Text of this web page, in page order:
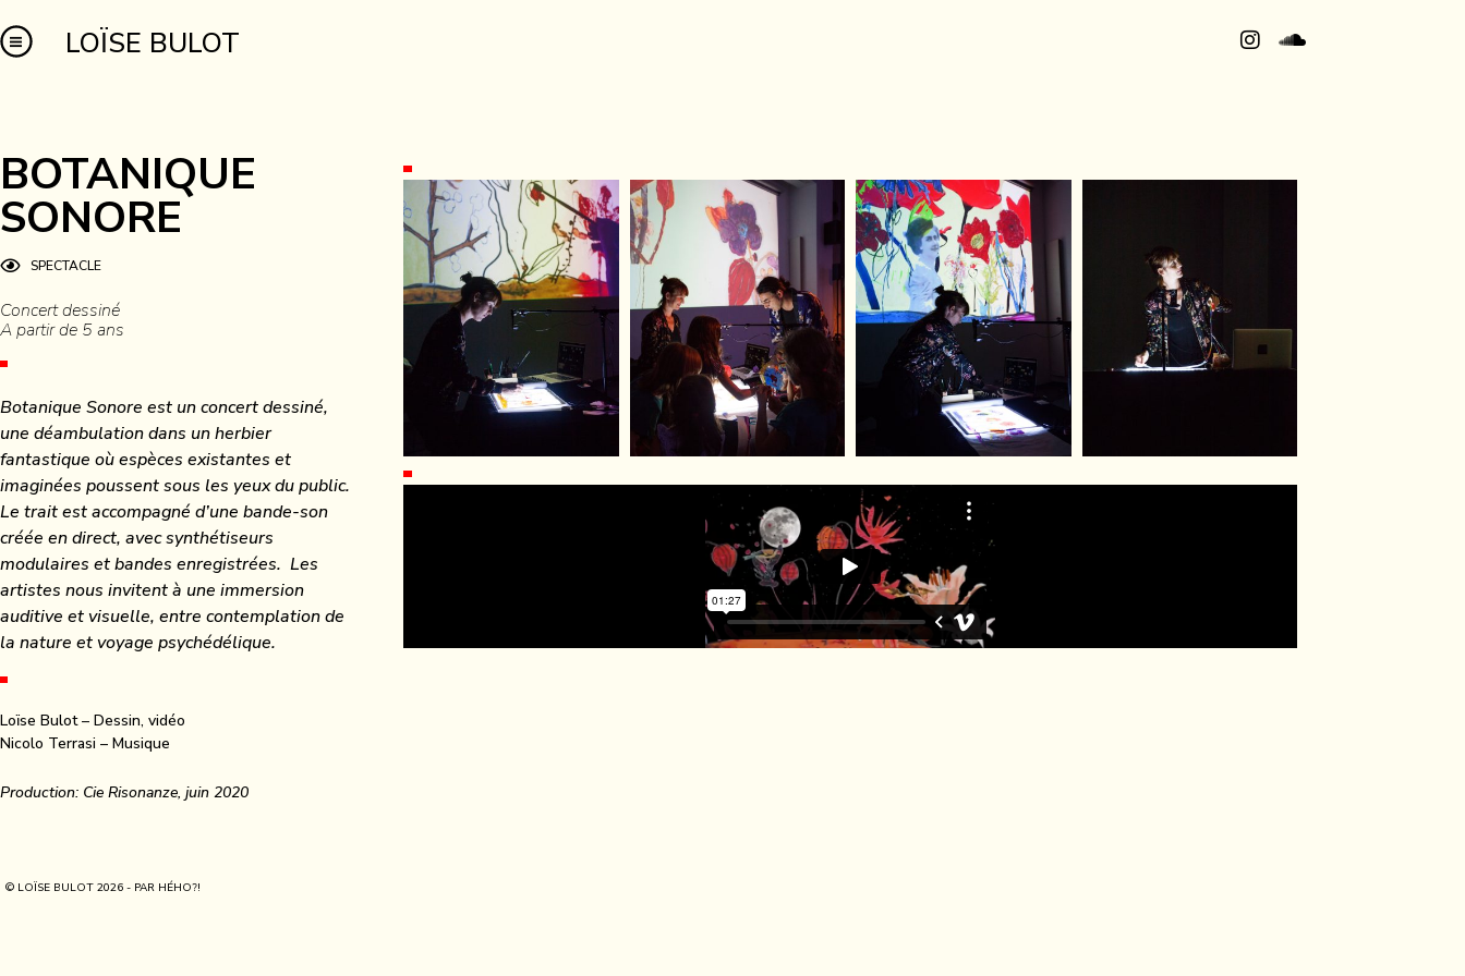
LOÏSE BULOT
BOTANIQUE
SONORE
SPECTACLE
Concert dessiné
A partir de 5 ans
Botanique Sonore est un concert dessiné,
une déambulation dans un herbier
fantastique où espèces existantes et
imaginées poussent sous les yeux du public.
Le trait est accompagné d’une bande-son
créée en direct, avec synthétiseurs
modulaires et bandes enregistrées. Les
artistes nous invitent à une immersion
auditive et visuelle, entre contemplation de
la nature et voyage psychédélique.
Loïse Bulot – Dessin, vidéo
Nicolo Terrasi – Musique
Production: Cie Risonanze, juin 2020
© LOÏSE BULOT 2026 - PAR HÉHO?!